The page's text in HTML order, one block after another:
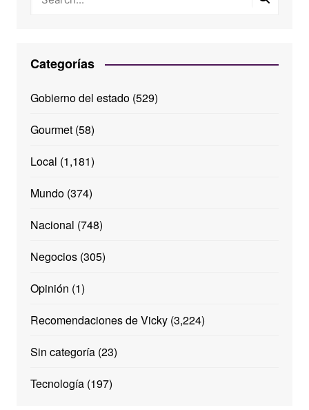
Categorías
Gobierno del estado(529)
Gourmet(58)
Local (1,181)
Mundo(374)
Nacional (748)
Negocios(305)
Opinión (1)
Recomendaciones de Vicky(3,224)
Sin categoría(23)
Tecnología(197)